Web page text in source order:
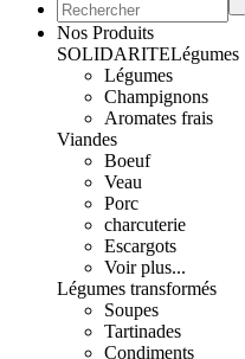
Nos Produits
SOLIDARITELégumes
Légumes
Champignons
Aromates frais
Viandes
Boeuf
Veau
Porc
charcuterie
Escargots
Voir plus...
Légumes transformés
Soupes
Tartinades
Condiments